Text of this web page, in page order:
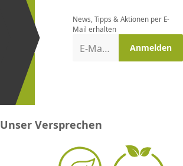
und bei
Aktionen
News, Tipps & Aktionen per E-
Mail erhalten
E-Mail-Adresse Anmelden
Unser Versprechen